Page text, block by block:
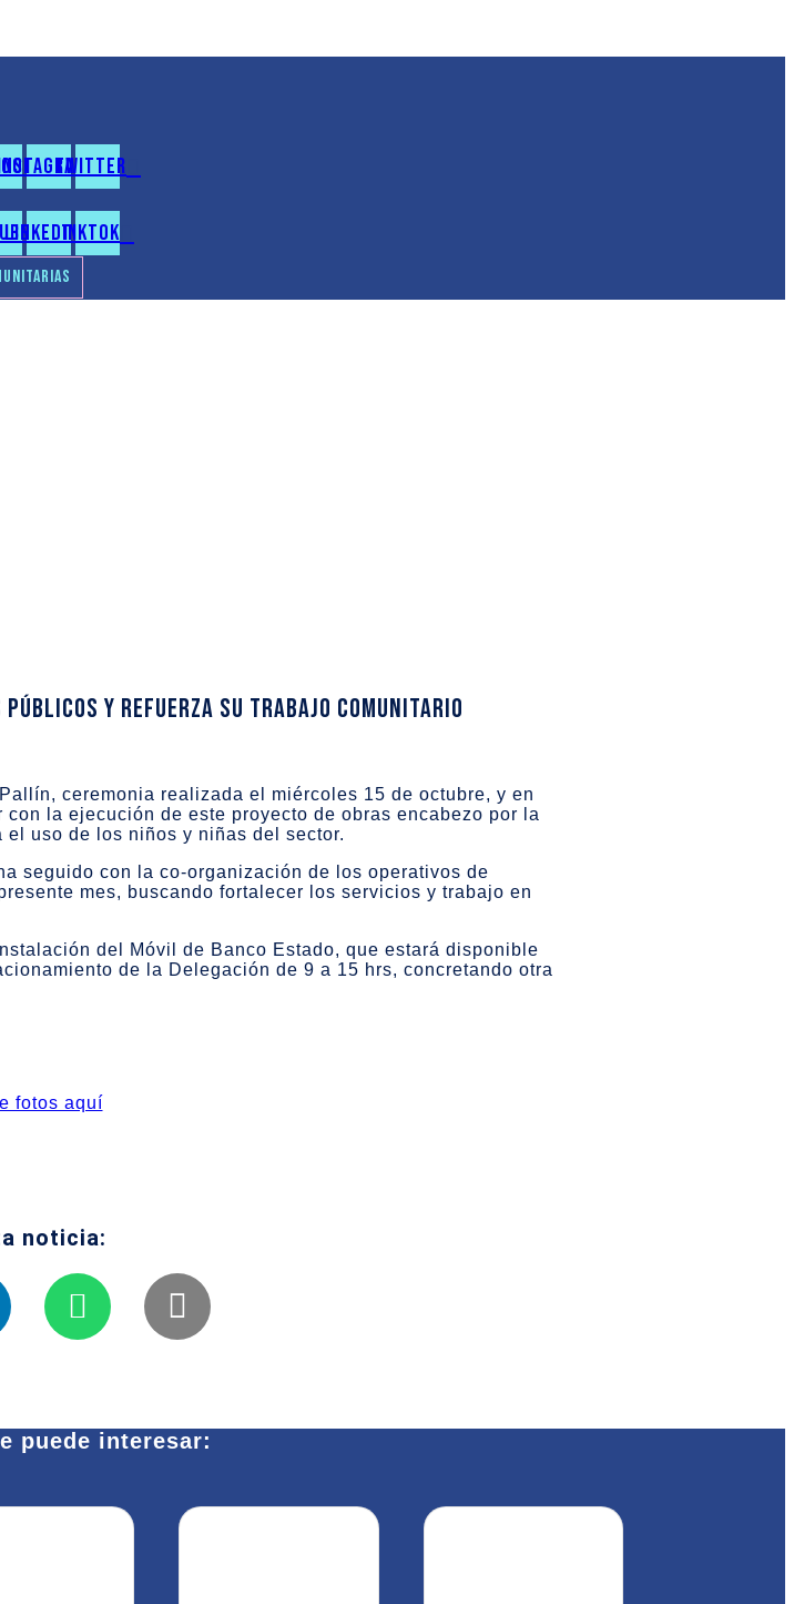
Twitter
LinkedinTiktok
públicos y refuerza su trabajo comunitario
ceremonia realizada el miércoles 15 de octubre, y en
la ejecución de este proyecto de obras encabezo por la
uso de los niños y niñas del sector.
seguido con la co-organización de los operativos de
mes, buscando fortalecer los servicios y trabajo en
del Móvil de Banco Estado, que estará disponible
de la Delegación de 9 a 15 hrs, concretando otra
fotos aquí
noticia:
puede interesar: